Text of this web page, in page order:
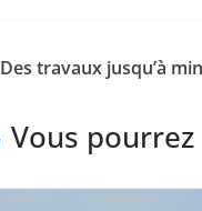
Des travaux jusqu’à
Vous